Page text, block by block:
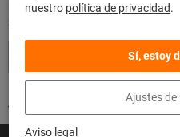
Síganos
nuestro política de privacidad.
Sí, estoy
Ajustes de
Aviso legal